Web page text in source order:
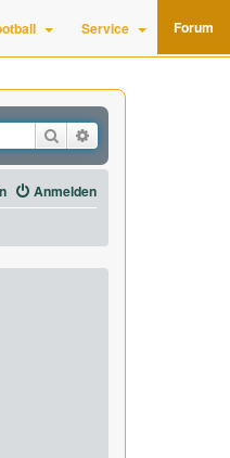
Service Forum
Suche
Anmelden